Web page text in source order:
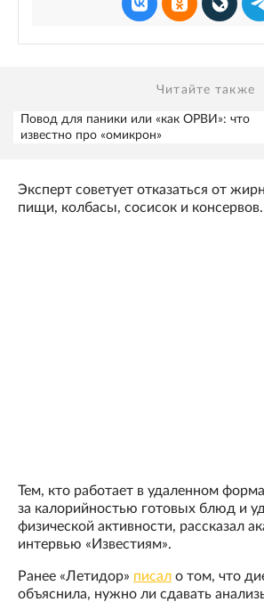
Читайте также
Повод для паники или «как ОРВИ»: что
известно про «омикрон»
Эксперт советует отказаться от
пищи, колбасы, сосисок и консервов.
Тем, кто работает в удаленном
за калорийностью готовых блюд и
физической активности, рассказал
интервью «Известиям».
Ранее «Летидор» писал о том, что
объяснила, нужно ли сдавать